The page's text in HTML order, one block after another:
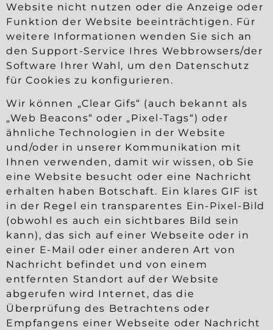
Website nicht nutzen oder die Anzeige oder
Funktion der Website beeinträchtigen. Für
weitere Informationen wenden Sie sich an
den Support-Service Ihres Webbrowsers/der
Software Ihrer Wahl, um den Datenschutz
für Cookies zu konfigurieren.
Wir können „Clear Gifs“ (auch bekannt als
„Web Beacons“ oder „Pixel-Tags“) oder
ähnliche Technologien in der Website
und/oder in unserer Kommunikation mit
Ihnen verwenden, damit wir wissen, ob Sie
eine Website besucht oder eine Nachricht
erhalten haben Botschaft. Ein klares GIF ist
in der Regel ein transparentes Ein-Pixel-Bild
(obwohl es auch ein sichtbares Bild sein
kann), das sich auf einer Webseite oder in
einer E-Mail oder einer anderen Art von
Nachricht befindet und von einem
entfernten Standort auf der Website
abgerufen wird Internet, das die
Überprüfung des Betrachtens oder
Empfangens einer Webseite oder Nachricht